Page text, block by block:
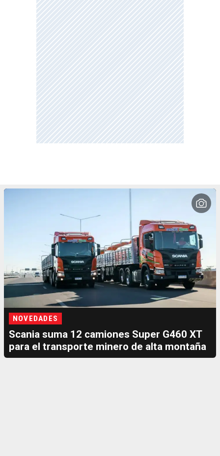
NOVEDADES
Scania suma 12 camiones Super G460 XT
para el transporte minero de alta montaña